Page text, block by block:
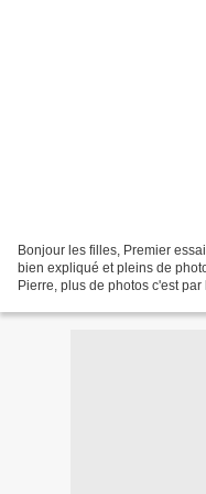
Bonjour les filles, Premier
bien expliqué et pleins de
Pierre, plus de photos c'est par